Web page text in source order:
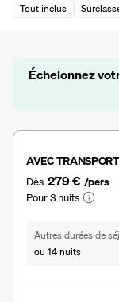
Tout inclus
Échelonnez
AVEC TRANSPORT
Dès 279 € /pers
Pour 3 nuits
Autres durées de
ou 14 nuits